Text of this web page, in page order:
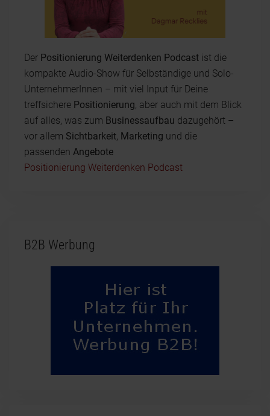
Der Positionierung Weiterdenken Podcast ist die
kompakte Audio-Show für Selbständige und Solo-
UnternehmerInnen – mit viel Input für Deine
treffsichere Positionierung , aber auch mit dem Blick
auf alles, was zum Businessaufbau dazugehört –
vor allem Sichtbarkeit Marketing und die
passenden Angebote
Positionierung Weiterdenken Podcast
B2B Werbung